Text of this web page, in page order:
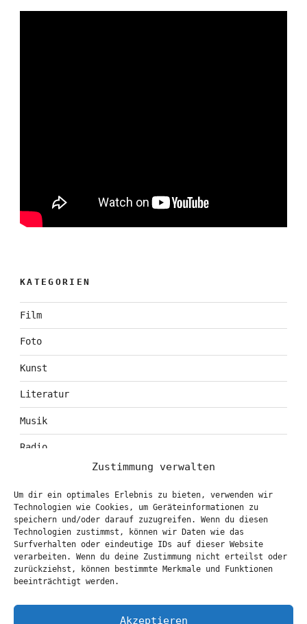
Zustimmung verwalten
Um dir ein optimales Erlebnis zu bieten, verwenden wir
Technologien wie Cookies, um Geräteinformationen zu
speichern und/oder darauf zuzugreifen. Wenn du diesen
Technologien zustimmst, können wir Daten wie das
Surfverhalten oder eindeutige IDs auf dieser Website
verarbeiten. Wenn du deine Zustimmung nicht erteilst oder
zurückziehst, können bestimmte Merkmale und Funktionen
beeinträchtigt werden.
Akzeptieren
KATEGORIEN
Film
Foto
Kunst
Literatur
Musik
Radio
Theater
KONTAKT & BOOKING
info@marionbrasch.de